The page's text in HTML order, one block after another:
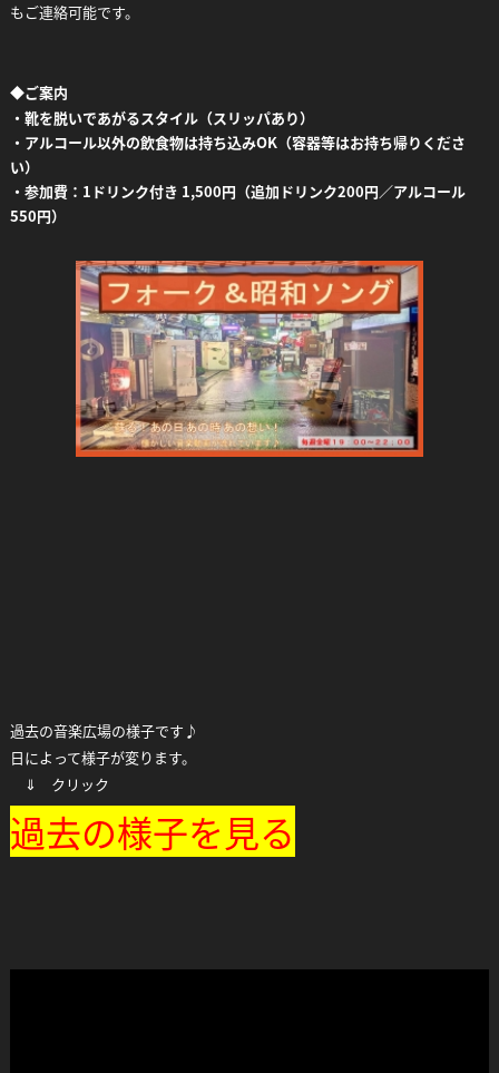
もご連絡可能です。
◆ご案内
・靴を脱いであがるスタイル（スリッパあり）
・アルコール以外の飲食物は持ち込みOK（容器等はお持ち帰りくださ
い）
・参加費：1ドリンク付き 1,500円（追加ドリンク200円／アルコール
550円）
過去の音楽広場の様子です♪
日によって様子が変ります。
⇓ クリック
過去の様子を見る